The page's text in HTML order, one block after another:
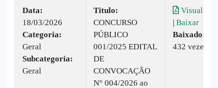
Data:
18/03/2026
Categoria:
Geral
Subcategoria:
Geral
Titulo:
CONCURSO
PÚBLICO
001/2025 EDITAL
DE
CONVOCAÇÃO
N° 004/2026 ao
Visualizar
| Baixar
Baixado:
432 vezes